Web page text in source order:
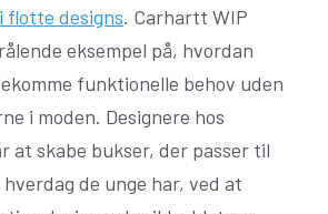
flotte designs. Carhartt WIP
eksempel på, hvordan
funktionelle behov uden
i moden. Designere hos
at skabe bukser, der passer til
de unge har, ved at